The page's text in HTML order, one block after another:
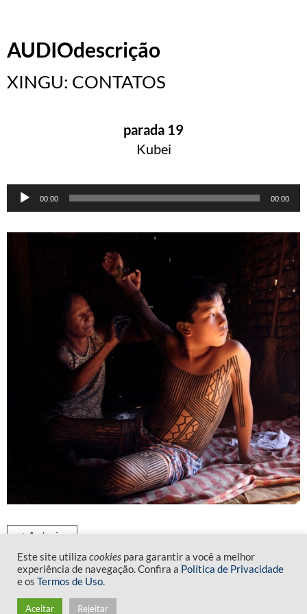
AUDIOdescrição
XINGU: CONTATOS
parada 19
Kubei
Tocador
00:00 00:00
◄ Anterior
● Voltar ao índice ●
Este site utiliza cookies para garantir a você a melhor
experiência de navegação. Confira a Política de Privacidade
e os Termos de Uso.
Aceitar Rejeitar